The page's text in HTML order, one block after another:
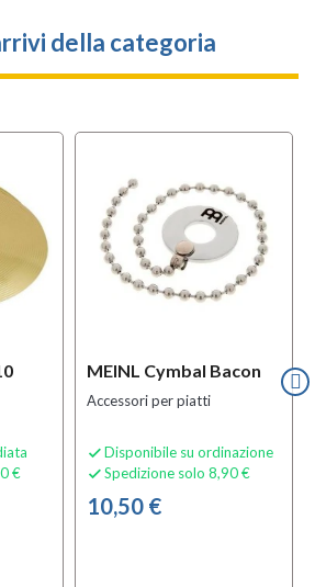
della categoria
€
MEINL Cymbal Bacon
Accessori per piatti
 Disponibile su ordinazione
 Spedizione solo 8,90 €
10,50 €